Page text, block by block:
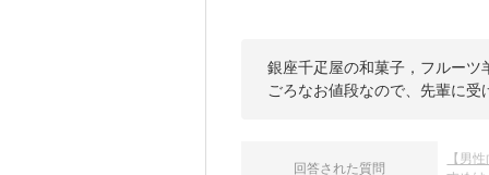
銀座千疋屋の和菓子，フルー
ごろなお値段なので、先輩に
回答された質問
【男